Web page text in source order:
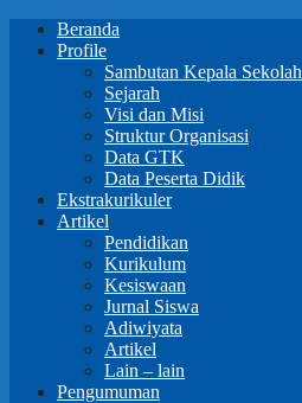
Beranda
Profile
Sambutan Kepala Sekolah
Sejarah
Visi dan Misi
Struktur Organisasi
Data GTK
Data Peserta Didik
Ekstrakurikuler
Artikel
Pendidikan
Kurikulum
Kesiswaan
Jurnal Siswa
Adiwiyata
Artikel
Lain – lain
Pengumuman